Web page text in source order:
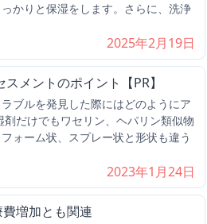
かりと保湿をします。さらに、洗浄
2025年2月19日
メントのポイント【PR】
ブルを発見した際にはどのようにア
だけでもワセリン、ヘパリン類似物
ォーム状、スプレー状と形状も違う
2023年1月24日
増加とも関連